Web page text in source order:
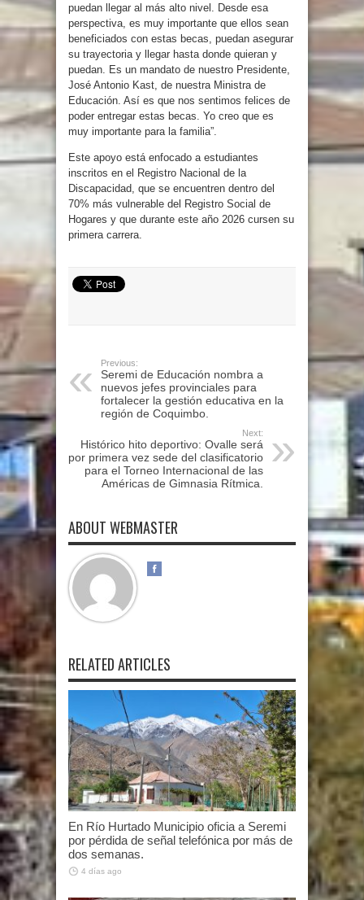
puedan llegar al más alto nivel. Desde esa
perspectiva, es muy importante que ellos sean
beneficiados con estas becas, puedan asegurar
su trayectoria y llegar hasta donde quieran y
puedan. Es un mandato de nuestro Presidente,
José Antonio Kast, de nuestra Ministra de
Educación. Así es que nos sentimos felices de
poder entregar estas becas. Yo creo que es
muy importante para la familia”.
Este apoyo está enfocado a estudiantes
inscritos en el Registro Nacional de la
Discapacidad, que se encuentren dentro del
70% más vulnerable del Registro Social de
Hogares y que durante este año 2026 cursen su
primera carrera.
Previous:
Seremi de Educación nombra a
nuevos jefes provinciales para
fortalecer la gestión educativa en la
región de Coquimbo.
Next:
Histórico hito deportivo: Ovalle será
por primera vez sede del clasificatorio
para el Torneo Internacional de las
Américas de Gimnasia Rítmica.
ABOUT WEBMASTER
RELATED ARTICLES
En Río Hurtado Municipio oficia a Seremi
por pérdida de señal telefónica por más de
dos semanas.
4 días ago